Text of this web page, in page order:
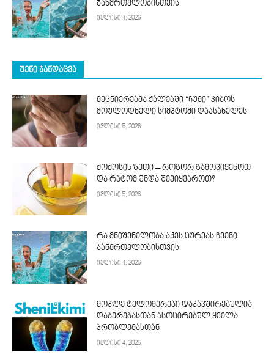
ჯანმრთელობისთვის
ივლისი 4, 2026
ᲨᲔᲜᲘ ᲯᲐᲜᲓᲐᲪᲕᲐ
მეცნიერებმა ქალებში “ჩუმი” კიბოს
მოულოდნელი სიმპტომი დაასახელეს
ივლისი 5, 2026
ქოქოსის ზეთი – როგორ გამოვიყენოთ
და რატომ უნდა შევიყვაროთ?
ივლისი 5, 2026
რა მნიშვნელობა აქვს ცურვას ჩვენი
ჯანმრთელობისთვის
ივლისი 4, 2026
მოკლე ტელომერები დაკავშირებულია
დაბერებასთან ასოცირებულ ყველა
პრობლემასთან
ივლისი 4, 2026